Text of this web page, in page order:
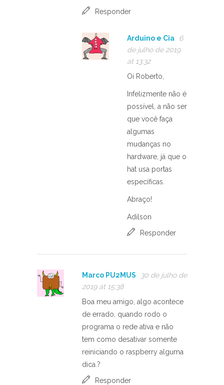
Responder
Arduino e Cia
6
de julho de 2019
at 13:32
Oi Roberto,
Infelizmente não é
possível, a não ser
que você faça
algumas
mudanças no
hardware, já que o
hat usa portas
específicas.
Abraço!
Adilson
Responder
Marco PU2MUS
30 de julho de
2019 at 15:38
Boa meu amigo, algo acontece
de errado, quando rodo o
programa o rede ativa e não
tem como desativar somente
reiniciando o raspberry alguma
dica.?
Responder